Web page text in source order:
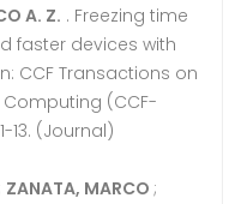
A. Z. . Freezing time
faster devices with
CCF Transactions on
(CCF-
13. (Journal)
ZANATA, MARCO ;